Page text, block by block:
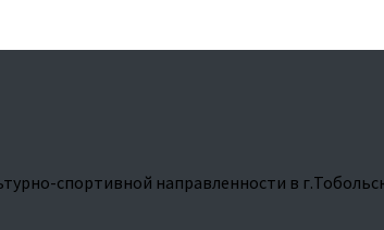
спортивной направленности в